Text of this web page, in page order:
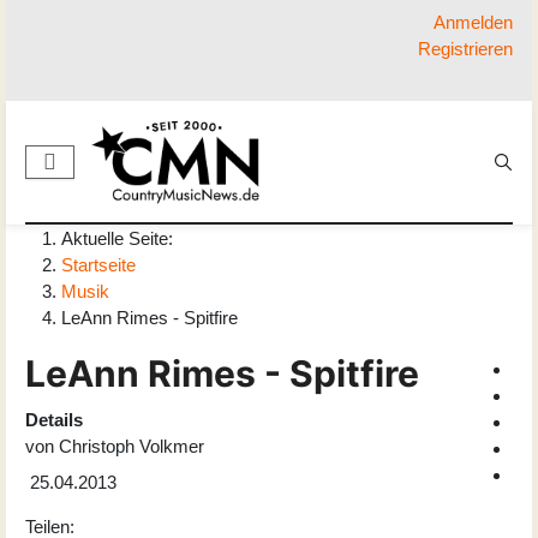
Anmelden
Registrieren
Aktuelle Seite:
Startseite
Musik
LeAnn Rimes - Spitfire
LeAnn Rimes - Spitfire
Details
von Christoph Volkmer
25.04.2013
Teilen: